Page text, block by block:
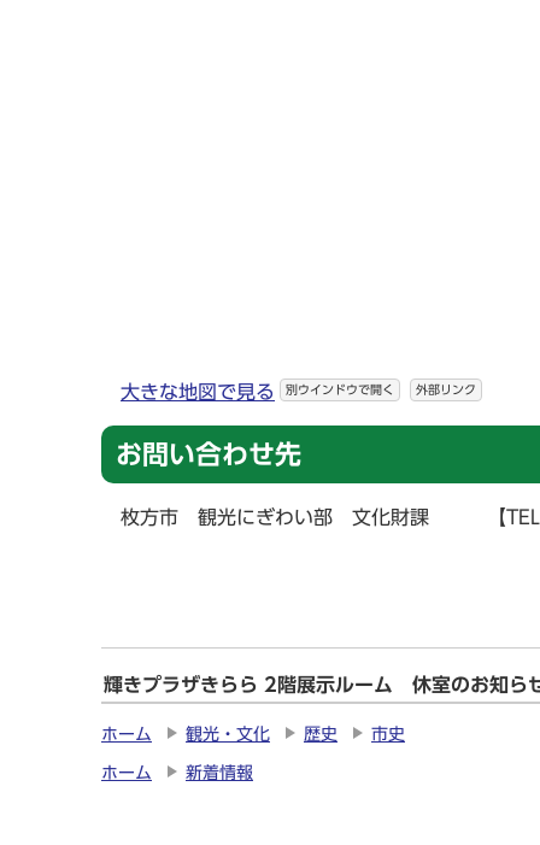
大きな地図で見る 別ウインドウで開く 外部リンク
お問い合わせ先
枚方市 観光にぎわい部 文化財課 【
輝きプラザきらら 2階展示ルーム 休室のお知ら
ホーム 観光・文化 歴史 市史
ホーム 新着情報